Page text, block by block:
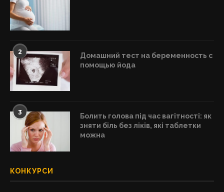
2
Домашний тест на беременность с
помощью йода
3
Болить голова під час вагітності: як
зняти біль без ліків, які таблетки
можна
КОНКУРСИ